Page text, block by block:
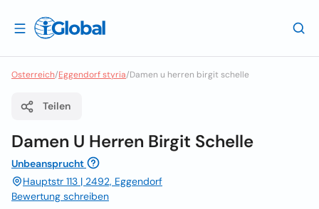
Osterreich/Eggendorf styria/Damen u herren birgit schelle
Teilen
Damen U Herren Birgit Schelle
Unbeansprucht
Hauptstr 113 | 2492, Eggendorf
Bewertung schreiben